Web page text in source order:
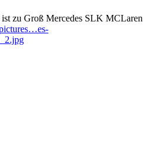
zu Groß Mercedes SLK MCLaren